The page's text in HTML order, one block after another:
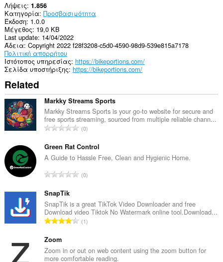
Λήψεις 1.856
Κατηγορία Προσβασιμότητα
Έκδοση 1.0.0
Μέγεθος 19,0 KB
Last update 14/04/2022
Άδεια Copyright 2022 f28f3208-c5d0-4590-98d9-539e815a7178
Πολιτική απορρήτου
Ιστότοπος υπηρεσίας https://bikeportions.com/
Σελίδα υποστήριξης https://bikeportions.com/
Related
Markky Streams Sports
Markky Streams Sports is your go-to website for secure and
free sports streaming, sourced from multiple reliable chann...
Σ
ν
ο
ο
θ
μ
ο
ο
γ
0
Green Rat Control
A Guide to Hassle Free, Clean and Hygienic Home.
Σ
ο
λ
ο
θ
0
SnapTik
SnapTik is a great TikTok Video Downloader and free
Download video Tiktok No Watermark online tool.Download...
Σ
ο
1
Zoom
Zoom in or out on web content using the zoom button for
more comfortable reading.